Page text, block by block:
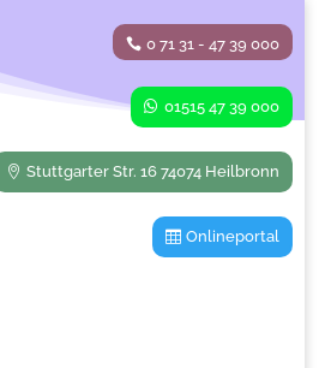
0 71 31 - 47 39 000
01515 47 39 000
Stuttgarter Str. 16 74074 Heilbronn
Onlineportal